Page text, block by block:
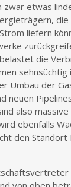
zwar etwas
liefern
die
sehnsüchtig
Umbau der
neuen
also
ebenfalls
den Standort